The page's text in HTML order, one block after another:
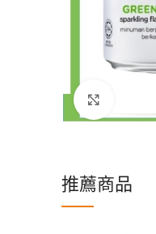
推薦商品